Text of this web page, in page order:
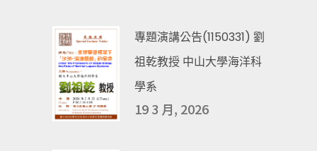
專題演講公告(1150331) 劉
祖乾教授 中山大學海洋科
學系
19 3 月, 2026